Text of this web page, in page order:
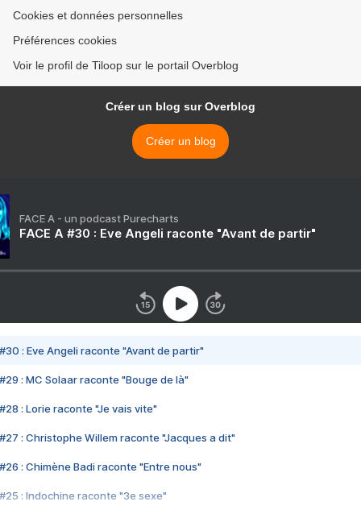
Cookies et données personnelles
Préférences cookies
Voir le profil de Tiloop sur le portail Overblog
Créer un blog sur Overblog
Créer un blog
FACE A - un podcast Purecharts
FACE A #30 : Eve Angeli raconte "Avant de partir"
#30 : Eve Angeli raconte "Avant de partir"
#29 : MC Solaar raconte "Bouge de là"
#28 : Lorie raconte "Je vais vite"
#27 : Christophe Willem raconte "Jacques a dit"
#26 : Chimène Badi raconte "Entre nous"
#25 : Indochine raconte "3e sexe"